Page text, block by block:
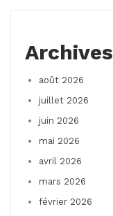
Archives
août 2026
juillet 2026
juin 2026
mai 2026
avril 2026
mars 2026
février 2026